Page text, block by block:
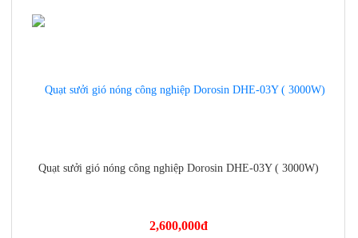
https://dienmayminhan.com/quat-suoi-gio-nong-cong-nghiep-
Quạt sưởi gió nóng công nghiệp Dorosin DHE-03Y ( 3000W)
2,600,000đ